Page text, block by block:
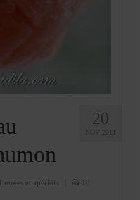
20
NOV 2011
Entrées et apéritifs 18